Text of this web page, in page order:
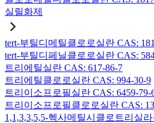
실릴화제
tert-부틸디메틸클로로실란 CAS:
tert-부틸디페닐클로로실란 CAS:
트리에틸실란 CAS: 617-86-7
트리에틸클로로실란 CAS: 994-30-9
트리이소프로필실란 CAS: 6459-79-
트리이소프로필클로로실란 CAS:
1,1,3,3,5,5-헥사메틸시클로트리실